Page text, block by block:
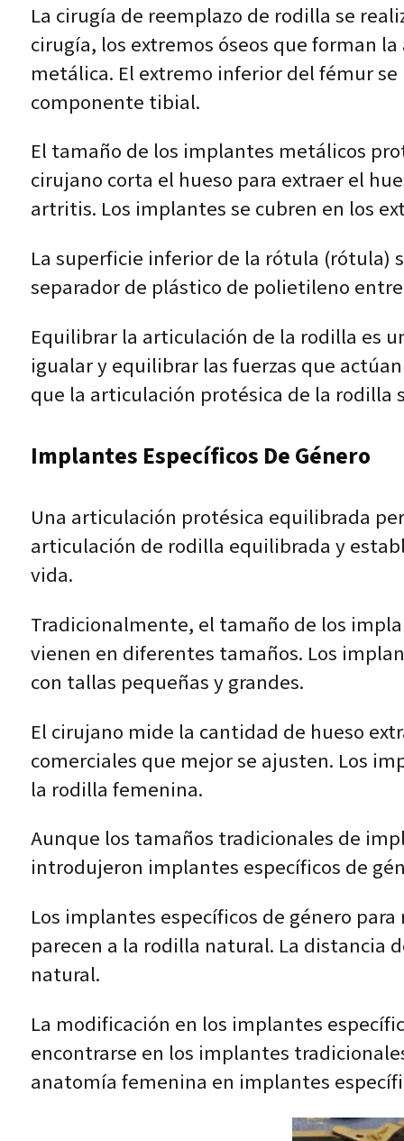
La cirugía de reemplazo de rodilla se
cirugía, los extremos óseos que forman
metálica. El extremo inferior del fémur
componente tibial.
El tamaño de los implantes metálicos
cirujano corta el hueso para extraer el
artritis. Los implantes se cubren en los
La superficie inferior de la rótula (rótula)
separador de plástico de polietileno
Equilibrar la articulación de la rodilla es
igualar y equilibrar las fuerzas que
que la articulación protésica de la
Implantes Específicos De Género
Una articulación protésica equilibrada
articulación de rodilla equilibrada y
vida.
Tradicionalmente, el tamaño de los
vienen en diferentes tamaños. Los
con tallas pequeñas y grandes.
El cirujano mide la cantidad de hueso
comerciales que mejor se ajusten. Los
la rodilla femenina.
Aunque los tamaños tradicionales de
introdujeron implantes específicos de
Los implantes específicos de género
parecen a la rodilla natural. La
natural.
La modificación en los implantes
encontrarse en los implantes
anatomía femenina en implantes